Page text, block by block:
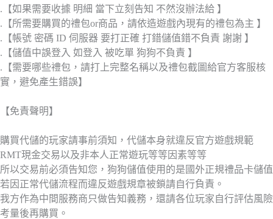
.【如果需要收據 明細 當下立刻告知 不然沒辦法給 】
.【所需要購買的禮包or商品，請依造遊戲內現有的禮包為主 】
.【帳號 密碼 ID 伺服器 要打正確 打錯儲值錯不負責 謝謝 】
.【儲值中誤登入 如登入 被吃單 狗狗不負責 】
.【需要哪些禮包，請打上完整名稱以及禮包截圖給官方客服核
實，避免產生錯誤】
【免責聲明】
購買代儲的玩家請事前須知，代儲本身就違反官方遊戲規範
RMT現金交易以及非本人正常遊玩等等因素等等
所以交易前必須告知您，狗狗儲值使用的是國外正規禮品卡儲值
若因正常代儲流程而違反遊戲規章被鎖請自行負責。
我方作為中間服務商只做告知義務，還請各位玩家自行評估風險
考量後再購買。